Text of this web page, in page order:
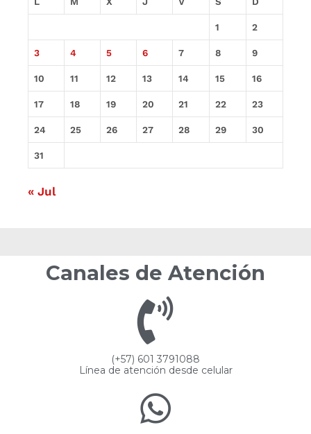
1 2
3 4 5 6 7 8 9
10 11 12 13 14 15 16
17 18 19 20 21 22 23
24 25 26 27 28 29 30
31
« Jul
Canales de Atención
(+57) 601 3791088
Línea de atención desde celular